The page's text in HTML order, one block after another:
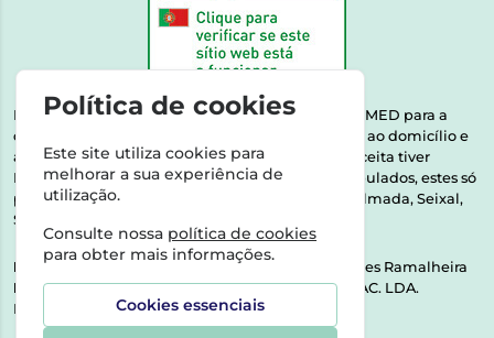
Esta farmácia encontra-se autorizada pelo INFARMED para a
dispensa de medicamentos e produtos de saúde ao domicílio e
através da internet. Medicamentos | Se na sua receita tiver
MSRM, MNSRM, MSRMV ou Medicamentos Manipulados, estes só
podem ser entregues nos seguintes concelhos: Almada, Seixal,
Sesimbra, Oeiras e Lisboa.
Direção Técnica:
Dra. Raquel Alexandra Fernandes Ramalheira
NIPC:513064133 | ASPAS E NÚMEROS SOC. FARMAC. LDA.
Rua dos Castanheiros 5 AB Feijó2810-036 Almada
Política de cookies
Este site utiliza cookies para
melhorar a sua experiência de
utilização.
Consulte nossa política de cookies
para obter mais informações.
Cookies essenciais